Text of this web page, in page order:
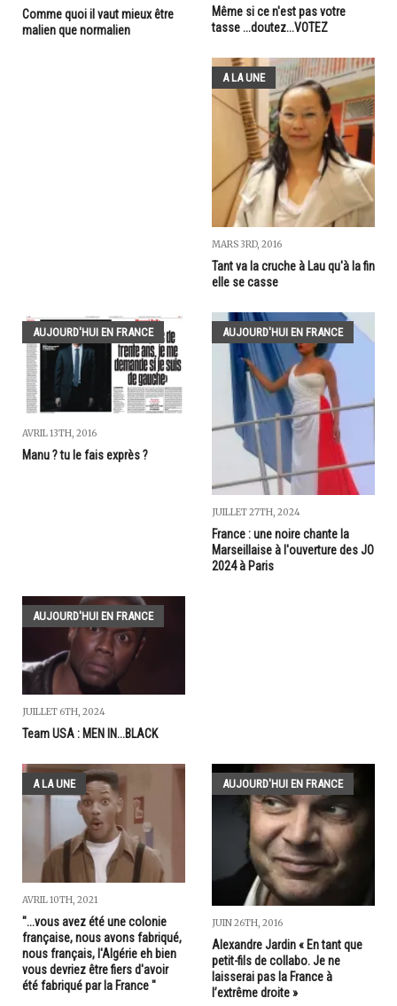
Comme quoi il vaut mieux être
malien que normalien
Même si ce n'est pas votre
tasse ...doutez...VOTEZ
A LA UNE
MARS 3RD, 2016
Tant va la cruche à Lau qu'à la fin
elle se casse
AUJOURD'HUI EN FRANCE
AVRIL 13TH, 2016
Manu ? tu le fais exprès ?
AUJOURD'HUI EN FRANCE
JUILLET 27TH, 2024
France : une noire chante la
Marseillaise à l'ouverture des JO
2024 à Paris
AUJOURD'HUI EN FRANCE
JUILLET 6TH, 2024
Team USA : MEN IN...BLACK
A LA UNE
AVRIL 10TH, 2021
"...vous avez été une colonie
française, nous avons fabriqué,
nous français, l'Algérie eh bien
vous devriez être fiers d'avoir
été fabriqué par la France "
AUJOURD'HUI EN FRANCE
JUIN 26TH, 2016
Alexandre Jardin « En tant que
petit-fils de collabo. Je ne
laisserai pas la France à
l’extrême droite »